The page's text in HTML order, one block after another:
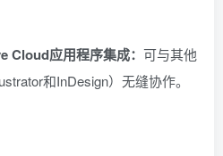
Cloud应用程序集成： 可与其他
和InDesign）无缝协作。